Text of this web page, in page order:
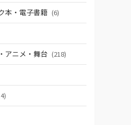
本・電子書籍 (6)
アニメ・舞台 (218)